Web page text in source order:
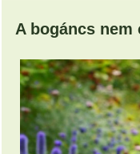
A bogáncs nem